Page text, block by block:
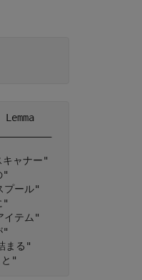
Lemma         Entity
ャナー"     non-entity
non-entity
ール"       non-entity
non-entity
テム"       non-entity
non-entity
る"        non-entity